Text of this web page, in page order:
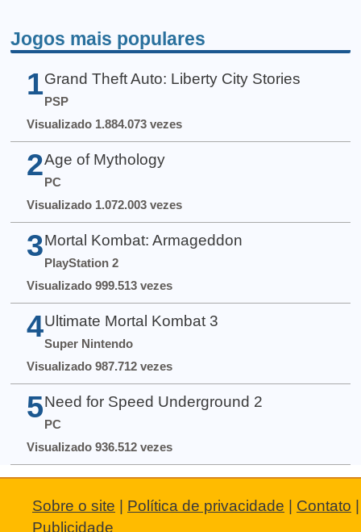
Jogos mais populares
1 Grand Theft Auto: Liberty City Stories
PSP
Visualizado 1.884.073 vezes
2 Age of Mythology
PC
Visualizado 1.072.003 vezes
3 Mortal Kombat: Armageddon
PlayStation 2
Visualizado 999.513 vezes
4 Ultimate Mortal Kombat 3
Super Nintendo
Visualizado 987.712 vezes
5 Need for Speed Underground 2
PC
Visualizado 936.512 vezes
Sobre o site | Política de privacidade | Contato |
Publicidade